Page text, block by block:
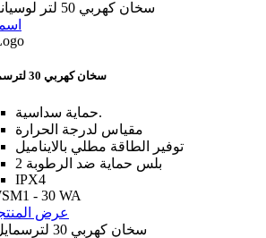
سخان كهربي 30 لترسمايل
حماية سداسية.
مقياس لدرجة الحرارة
توفير الطاقة مطلي بالايناميل
2 بلس حماية ضد الرطوبة
IPX4
- 30 WA
عرض